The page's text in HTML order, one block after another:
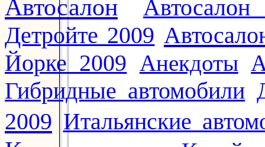
Автосалон
Детройте 2009
Йорке 2009 Анекдоты
Гибридные автомобили
2009 Итальянские